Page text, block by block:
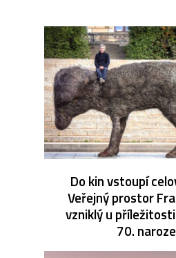
Do kin vstoupí
Veřejný prostor
vzniklý u
70.